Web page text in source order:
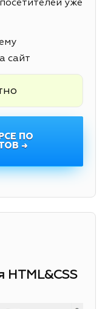
уже
сайт
ПО
→
HTML&CSS